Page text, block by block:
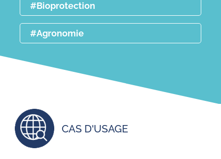
#Bioprotection
#Agronomie
CAS D'USAGE